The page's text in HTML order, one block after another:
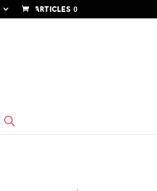
Articles 0